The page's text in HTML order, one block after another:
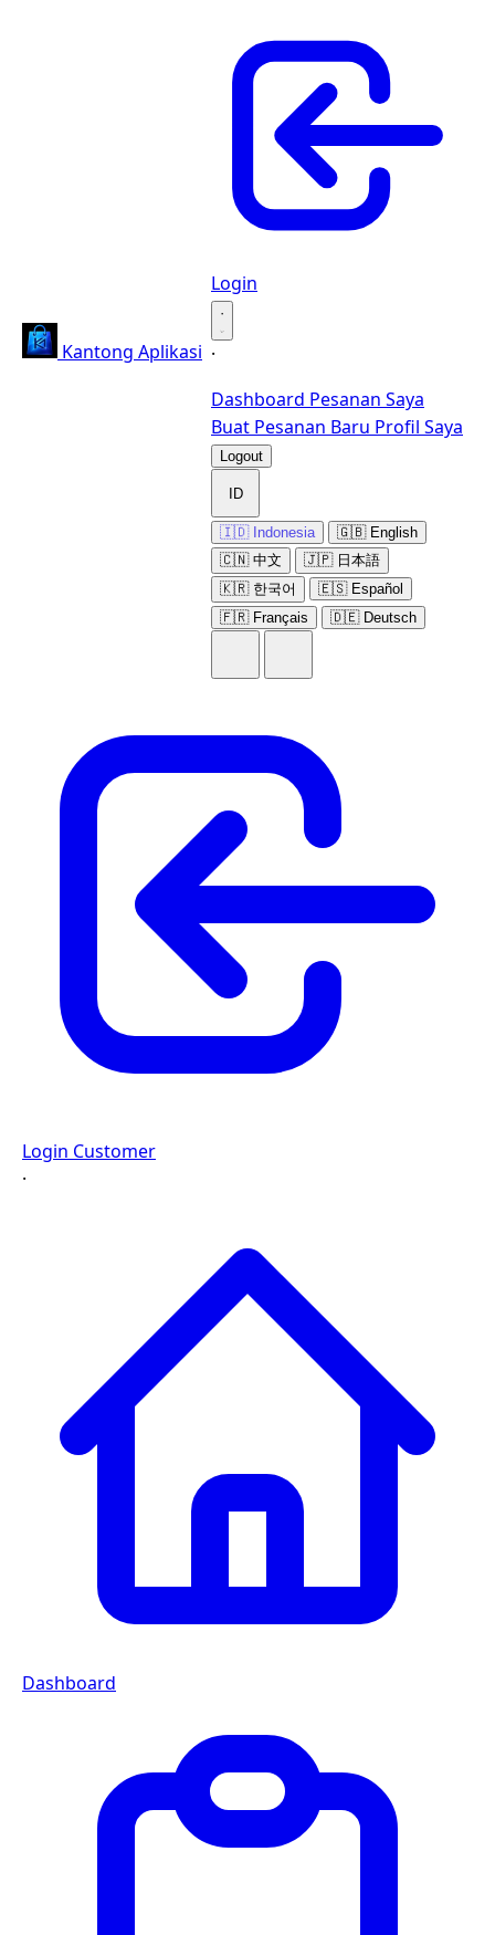
Kantong Aplikasi
Login
·
·
Dashboard Pesanan Saya
Buat Pesanan Baru Profil Saya
Logout
ID
🇮🇩 Indonesia
🇬🇧 English
🇨🇳 中文
🇯🇵 日本語
🇰🇷 한국어
🇪🇸 Español
🇫🇷 Français
🇩🇪 Deutsch
Login Customer
·
Dashboard